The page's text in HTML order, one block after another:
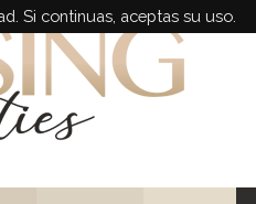
Si continuas, aceptas su uso.